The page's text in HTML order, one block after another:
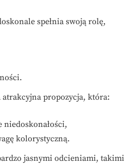
spełnia swoją rolę,
propozycja, która:
niedoskonałości,
kolorystyczną.
jasnymi odcieniami, takimi